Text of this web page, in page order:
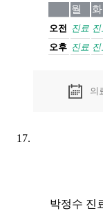
의
월 화
오전 진료
오후 진료
박정수 진